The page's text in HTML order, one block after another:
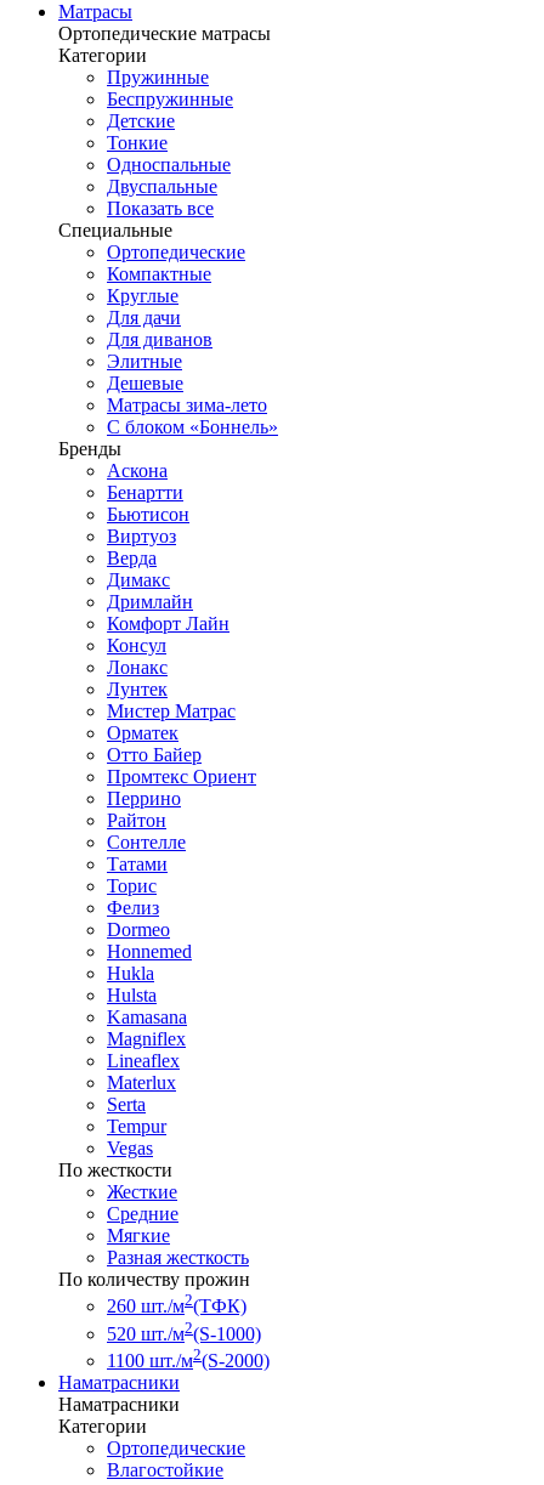
Матрасы
Ортопедические матрасы
Категории
Пружинные
Беспружинные
Детские
Тонкие
Односпальные
Двуспальные
Показать все
Специальные
Ортопедические
Компактные
Круглые
Для дачи
Для диванов
Элитные
Дешевые
Матрасы зима-лето
С блоком «Боннель»
Бренды
Аскона
Бенартти
Бьютисон
Виртуоз
Верда
Димакс
Дримлайн
Комфорт Лайн
Консул
Лонакс
Лунтек
Мистер Матрас
Орматек
Отто Байер
Промтекс Ориент
Перрино
Райтон
Сонтелле
Татами
Торис
Фелиз
Dormeo
Honnemed
Hukla
Hulsta
Kamasana
Magniflex
Lineaflex
Materlux
Serta
Tempur
Vegas
По жесткости
Жесткие
Средние
Мягкие
Разная жесткость
По количеству прожин
260 шт./м2(ТФК)
520 шт./м2(S-1000)
1100 шт./м2(S-2000)
Наматрасники
Наматрасники
Категории
Ортопедические
Влагостойкие